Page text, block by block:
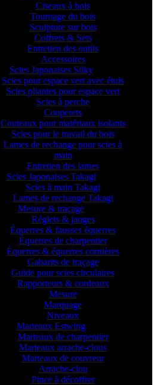
Ciseaux à bois
Tournage du bois
Sculpture sur bois
Coffrets & Sets
Entretien des outils
Accessoires
Scies Japonaises Silky
Scies pour espace vert avec étuis
Scies pliantes pour espace vert
Scies à perche
Couperets
Couteaux pour matériaux isolants
Scies pour le travail du bois
Lames de rechange pour scies à
main
Entretien des lames
Scies Japonaises Takagi
Scies à main Takagi
Lames de rechange Takagi
Mesure & traçage
Réglets & jauges
Équerres & fausses équerres
Équerres de charpentier
Équerres & équerres cornières
Gabarits de traçage
Guide pour scies circulaires
Rapporteurs & cordeaux
Mesure
Marquage
Niveaux
Marteaux Estwing
Marteaux de charpentier
Marteaux arrache-clous
Marteaux de couvreur
Arrache-clou
Pince à décoffrer